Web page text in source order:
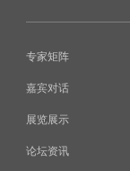
专家矩阵
嘉宾对话
展览展示
论坛资讯